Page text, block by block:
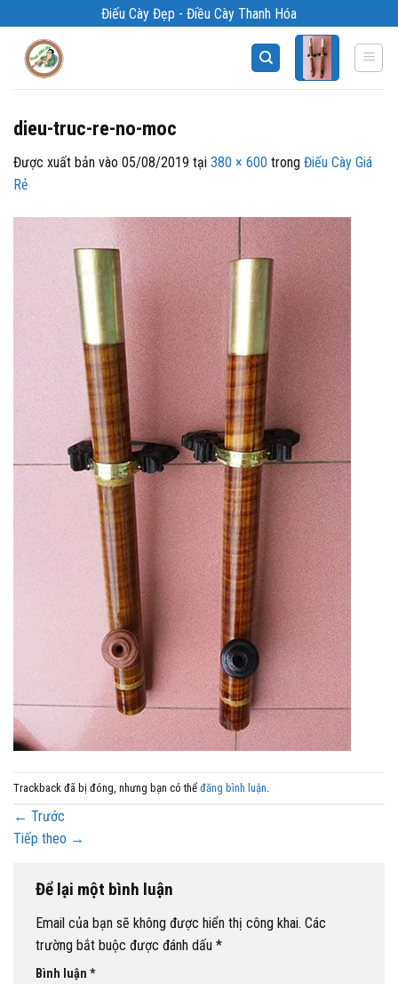
qua
Điếu Cày Đẹp - Điều Cày Thanh Hóa
dieu-truc-re-no-moc
Được xuất bản vào 05/08/2019 tại 380 × 600 trong Điếu Cày Giá
Rẻ
Trackback đã bị đóng, nhưng bạn có thể đăng bình luận
← Trước
Tiếp theo →
Để lại một bình luận
Email của bạn sẽ không được hiển thị công khai. Các
trường bắt buộc được đánh dấu *
Bình luận *